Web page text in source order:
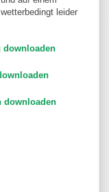
leider
downloaden
downloaden